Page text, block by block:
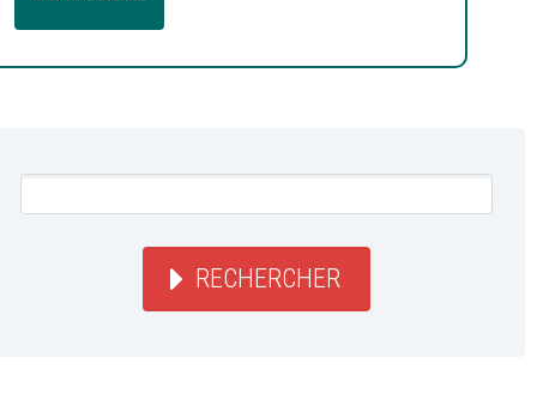
RECHERCHER